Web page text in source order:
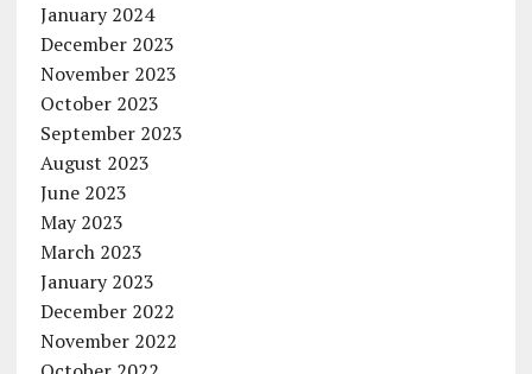
January 2024
December 2023
November 2023
October 2023
September 2023
August 2023
June 2023
May 2023
March 2023
January 2023
December 2022
November 2022